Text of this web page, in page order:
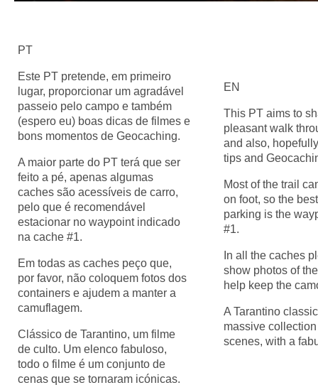
PT
Este PT pretende, em primeiro
lugar, proporcionar um agradável
passeio pelo campo e também
(espero eu) boas dicas de filmes e
bons momentos de Geocaching.
A maior parte do PT terá que ser
feito a pé, apenas algumas
caches são acessíveis de carro,
pelo que é recomendável
estacionar no waypoint indicado
na cache #1.
Em todas as caches peço que,
por favor, não coloquem fotos dos
containers e ajudem a manter a
camuflagem.
Clássico de Tarantino, um filme
de culto. Um elenco fabuloso,
todo o filme é um conjunto de
cenas que se tornaram icónicas.
EN
This PT aims to
pleasant walk
and also,
tips and
Most of the trail
on foot, so the
parking is the
#1.
In all the caches
show photos of
help keep the
A Tarantino
massive
scenes, with a